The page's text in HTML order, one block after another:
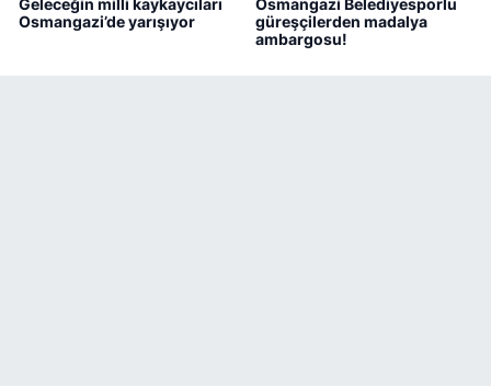
Osmangazi’de yarışıyor
güreşçilerden madalya
ambargosu!